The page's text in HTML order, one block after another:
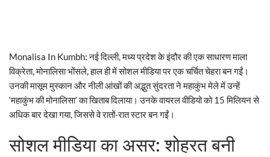
Monalisa In Kumbh: नई दिल्ली, मध्य प्रदेश के इंदौर की एक साधारण माला
विक्रेता, मोनालिसा भोंसले, हाल ही में सोशल मीडिया पर एक चर्चित चेहरा बन गईं।
उनकी मासूम मुस्कान और नीली आंखों की अद्भुत सुंदरता ने महाकुंभ मेले में उन्हें
‘महाकुंभ की मोनालिसा’ का खिताब दिलाया। उनके वायरल वीडियो को 15 मिलियन से
अधिक बार देखा गया, जिससे वे रातों-रात स्टार बन गईं।
सोशल मीडिया का असर: शोहरत बनी